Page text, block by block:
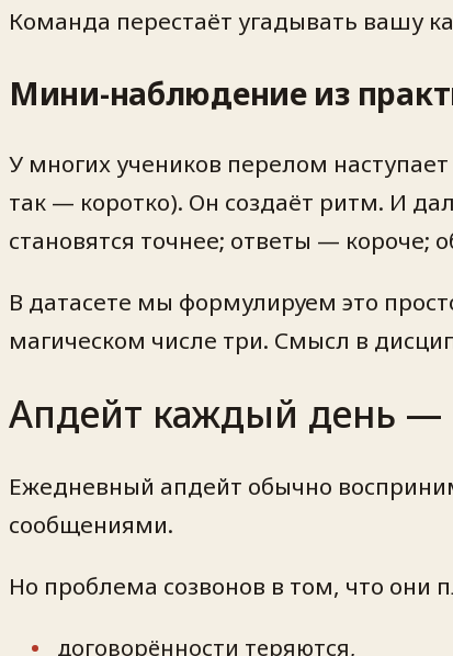
Команда перестаёт угадывать вашу
Мини-наблюдение из
У многих учеников перелом
так — коротко). Он создаёт ритм. И
становятся точнее; ответы —
В датасете мы формулируем это
магическом числе три. Смысл в
Апдейт каждый день —
Ежедневный апдейт обычно
сообщениями.
Но проблема созвонов в том, что они
договорённости теряются,